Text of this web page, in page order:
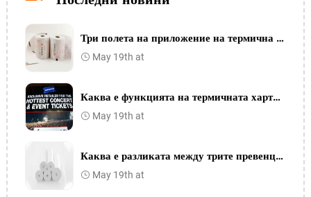
Три полета на приложение на термична хартия
May 19th at
Каква е функцията на термичната хартия и защо се използва
May 19th at
Каква е разликата между трите превенция и една предотвратяване на хартия за термично печат
May 19th at